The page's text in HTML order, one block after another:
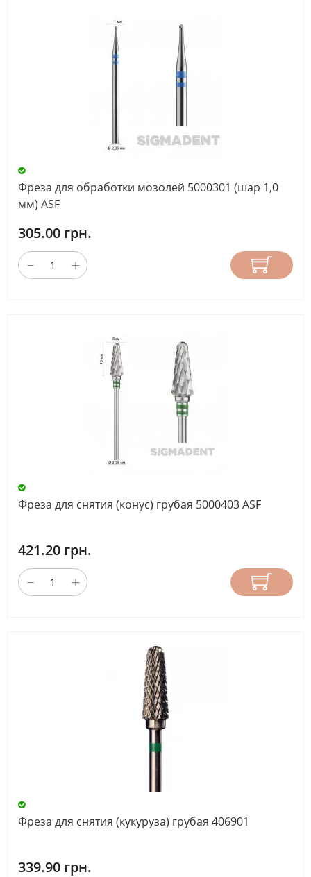
Фреза для обработки мозолей 5000301 (шар 1,0
мм) ASF
305.00 грн.
Фреза для снятия (конус) грубая 5000403 ASF
421.20 грн.
Фреза для снятия (кукуруза) грубая 406901
339.90 грн.